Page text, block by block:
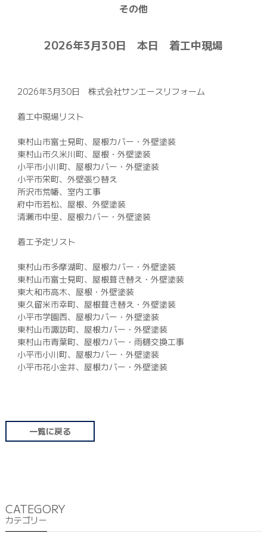
スタッフブログ
採用情報
正しい業者の選び方
ZOOM打ち合わせ
OPEN : 9:00〜18:00
CLOSED : 年末年始
※営業電話はお控えください。
その他
2026年3月30日 本日 着工中現場
2026年3月30日 株式会社サンエースリフォーム
着工中現場リスト
東村山市富士見町、屋根カバー・外壁塗装
東村山市久米川町、屋根・外壁塗装
小平市小川町、屋根カバー・外壁塗装
小平市栄町、外壁張り替え
所沢市荒幡、室内工事
府中市若松、屋根、外壁塗装
清瀬市中里、屋根カバー・外壁塗装
着工予定リスト
東村山市多摩湖町、屋根カバー・外壁塗装
東村山市富士見町、屋根葺き替え・外壁塗装
東大和市高木、屋根・外壁塗装
東久留米市幸町、屋根葺き替え・外壁塗装
小平市学園西、屋根カバー・外壁塗装
東村山市諏訪町、屋根カバー・外壁塗装
東村山市青葉町、屋根カバー・雨樋交換工事
小平市小川町、屋根カバー・外壁塗装
小平市花小金井、屋根カバー・外壁塗装
一覧に戻る
CATEGORY
カテゴリー